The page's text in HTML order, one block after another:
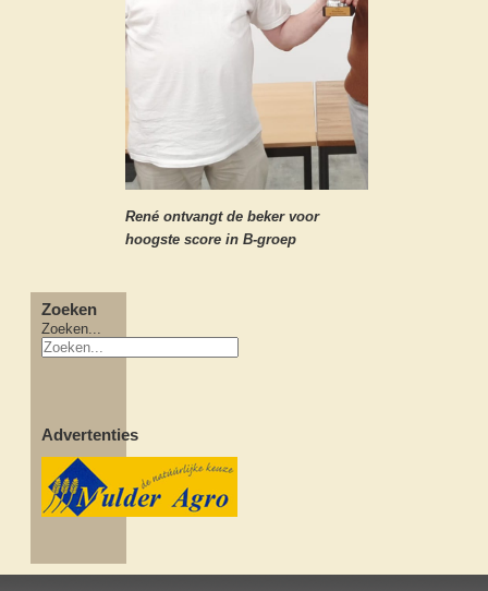
René ontvangt de beker voor
hoogste score in B-groep
Zoeken
Zoeken...
Advertenties